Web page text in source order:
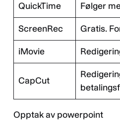
QuickTime Følger
ScreenRec Gratis.
iMovie
CapCut
Opptak av powerpoint